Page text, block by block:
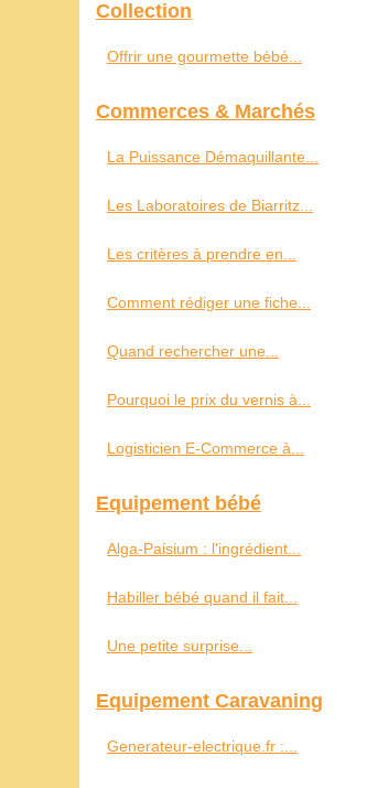
Collection
Offrir une gourmette bébé...
Commerces & Marchés
La Puissance Démaquillante...
Les Laboratoires de Biarritz...
Les critères à prendre en...
Comment rédiger une fiche...
Quand rechercher une...
Pourquoi le prix du vernis à...
Logisticien E-Commerce à...
Equipement bébé
Alga-Paisium : l'ingrédient...
Habiller bébé quand il fait...
Une petite surprise...
Equipement Caravaning
Generateur-electrique.fr :...